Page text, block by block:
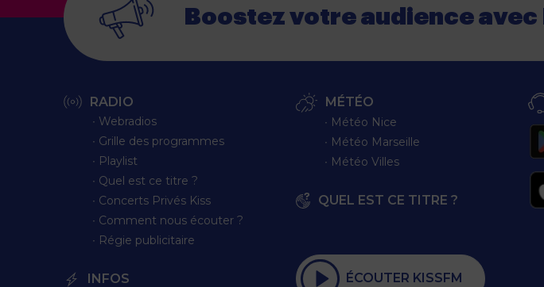
Boostez votre audience avec
RADIO
∙ Webradios
∙ Grille des programmes
∙ Playlist
∙ Quel est ce titre ?
∙ Concerts Privés Kiss
∙ Comment nous écouter ?
∙ Régie publicitaire
INFOS
MÉTÉO
∙ Météo Nice
∙ Météo Marseille
∙ Météo Villes
QUEL EST CE TITRE ?
ÉCOUTER KISSFM